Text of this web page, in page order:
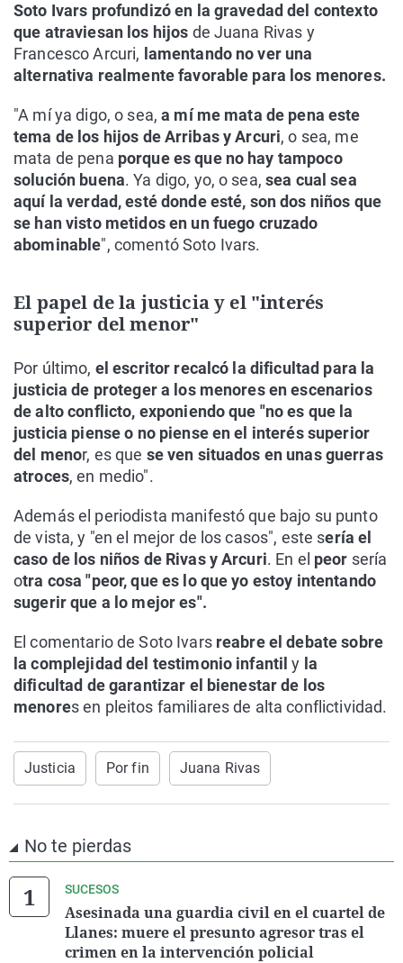
Soto Ivars profundizó en la gravedad del contexto
que atraviesan los hijos de Juana Rivas y
Francesco Arcuri, lamentando no ver una
alternativa realmente favorable para los menores.
"A mí ya digo, o sea,a mí me mata de pena este
tema de los hijos de Arribas y Arcuri, o sea, me
mata de pena porque es que no hay tampoco
solución buena. Ya digo, yo, o sea,sea cual sea
aquí la verdad, esté donde esté, son dos niños que
se han visto metidos en un fuego cruzado
abominable", comentó Soto Ivars.
El papel de la justicia y el "interés
superior del menor"
Por último, el escritor recalcó la dificultad para la
justicia de proteger a los menores en escenarios
de alto conflicto, exponiendo que "no es que la
justicia piense o no piense en el interés superior
del menor, es que se ven situados en unas guerras
atroces, en medio".
Además el periodista manifestó que bajo su punto
de vista, y "en el mejor de los casos", este sería el
caso de los niños de Rivas y Arcuri. En el peor sería
otra cosa "peor, que es lo que yo estoy intentando
sugerir que a lo mejor es".
El comentario de Soto Ivars reabre el debate sobre
la complejidad del testimonio infantily la
dificultad de garantizar el bienestar de los
menores en pleitos familiares de alta conflictividad.
Justicia Por fin Juana Rivas
No te pierdas
SUCESOS
Asesinada una guardia civil en el cuartel de
Llanes: muere el presunto agresor tras el
crimen en la intervención policial